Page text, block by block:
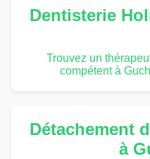
Dentisterie
Trouvez un
compétent à
Détachement
à